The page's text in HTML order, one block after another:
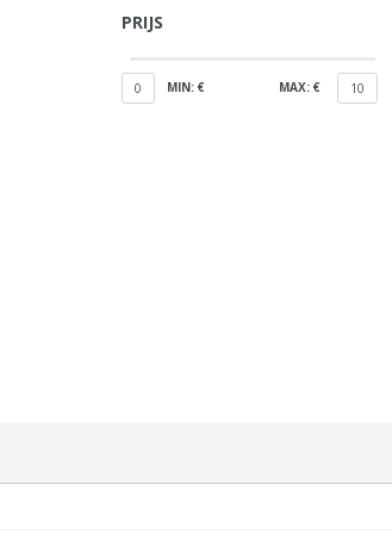
PRIJS
0 MIN: € MAX: € 10